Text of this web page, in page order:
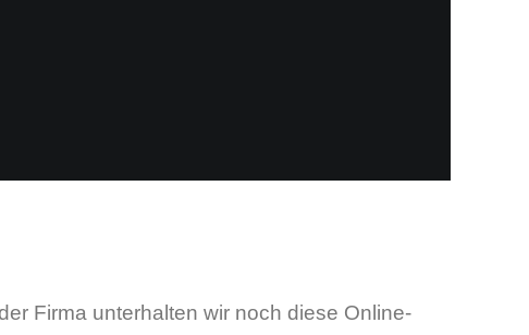
Firma unterhalten wir noch diese Online-